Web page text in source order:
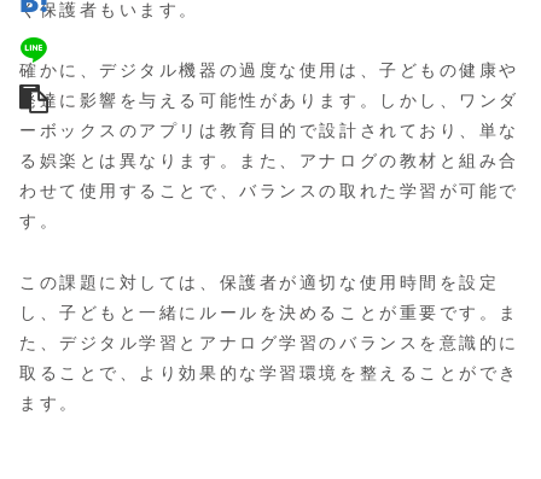
く保護者もいます。
確かに、デジタル機器の過度な使用は、子どもの健康や
発達に影響を与える可能性があります。しかし、ワンダ
ーボックスのアプリは教育目的で設計されており、単な
る娯楽とは異なります。また、アナログの教材と組み合
わせて使用することで、バランスの取れた学習が可能で
す。
この課題に対しては、保護者が適切な使用時間を設定
し、子どもと一緒にルールを決めることが重要です。ま
た、デジタル学習とアナログ学習のバランスを意識的に
取ることで、より効果的な学習環境を整えることができ
ます。